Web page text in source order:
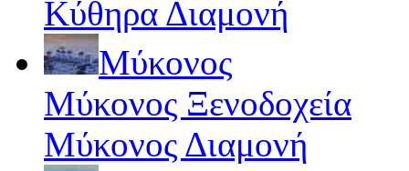
Κύθηρα Διαμονή
Μύκονος
Μύκονος Ξενοδοχεία
Μύκονος Διαμονή